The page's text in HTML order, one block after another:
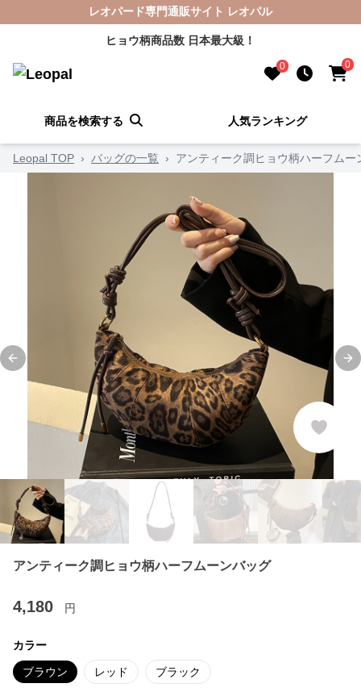
レオパード専門通販サイト レオパル
ヒョウ柄商品数 日本最大級！
0 0
商品を検索する 人気ランキング
Leopal TOP › バッグの一覧 › アンティーク調ヒョウ柄ハーフムー
Previous slide
アンティーク調ヒョウ柄ハーフムーンバッグ
4,180 円
カラー
ブラウン レッド ブラック